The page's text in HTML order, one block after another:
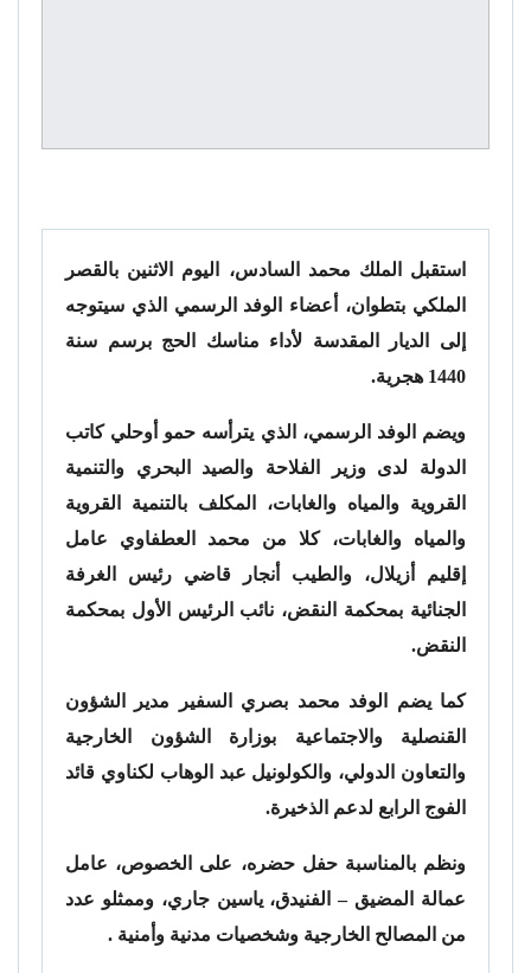
استقبل الملك محمد السادس، اليوم الاثنين بالقصر
الملكي بتطوان، أعضاء الوفد الرسمي الذي سيتوجه
إلى الديار المقدسة لأداء مناسك الحج برسم سنة
1440 هجرية.
ويضم الوفد الرسمي، الذي يترأسه حمو أوحلي كاتب
الدولة لدى وزير الفلاحة والصيد البحري والتنمية
القروية والمياه والغابات، المكلف بالتنمية القروية
والمياه والغابات، كلا من محمد العطفاوي عامل
إقليم أزيلال، والطيب أنجار قاضي رئيس الغرفة
الجنائية بمحكمة النقض، نائب الرئيس الأول بمحكمة
النقض.
كما يضم الوفد محمد بصري السفير مدير الشؤون
القنصلية والاجتماعية بوزارة الشؤون الخارجية
والتعاون الدولي، والكولونيل عبد الوهاب لكناوي قائد
الفوج الرابع لدعم الذخيرة.
ونظم بالمناسبة حفل حضره، على الخصوص، عامل
عمالة المضيق – الفنيدق، ياسين جاري، وممثلو عدد
من المصالح الخارجية وشخصيات مدنية وأمنية .